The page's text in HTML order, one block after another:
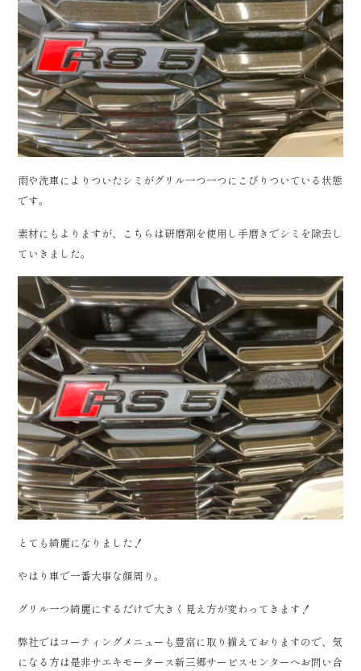
雨や洗車によりついたシミがグリル一つ一つにこびりついている状態
です。
素材にもよりますが、こちらは研磨剤を使用し手磨きでシミを除去し
ていきました。
とても綺麗になりました！
やはり車で一番大事な顔周り。
グリル一つ綺麗にするだけで大きく見え方が変わってきます！
弊社ではコーティングメニューも豊富に取り揃えておりますので、気
になる方は是非サエキモータース新三郷サービスセンターへお問い合